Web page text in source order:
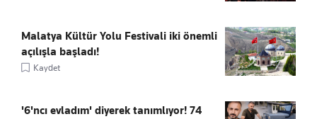
Malatya Kültür Yolu Festivali iki önemli
açılışla başladı!
Kaydet
'6'ncı evladım' diyerek tanımlıyor! 74